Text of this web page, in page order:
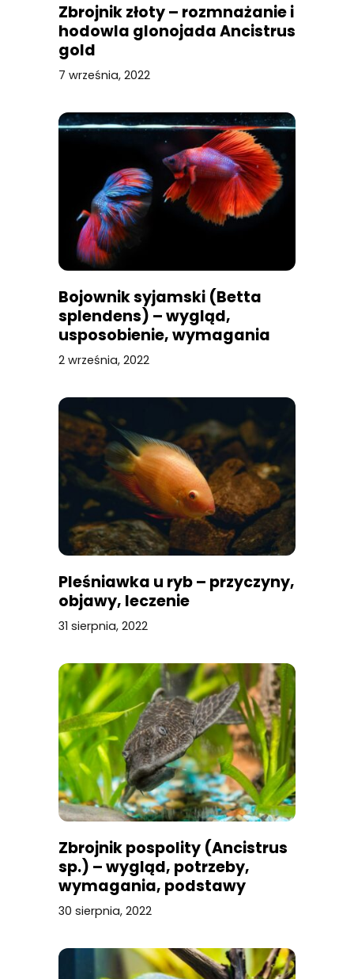
Zbrojnik złoty – rozmnażanie i
hodowla glonojada Ancistrus
gold
7 września, 2022
Bojownik syjamski (Betta
splendens) – wygląd,
usposobienie, wymagania
2 września, 2022
Pleśniawka u ryb – przyczyny,
objawy, leczenie
31 sierpnia, 2022
Zbrojnik pospolity (Ancistrus
sp.) – wygląd, potrzeby,
wymagania, podstawy
hodowli glonojada
30 sierpnia, 2022